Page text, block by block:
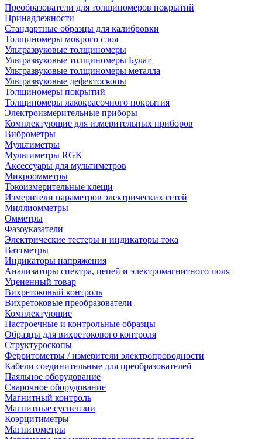
Преобразователи для толщиномеров покрытий
Принадлежности
Стандартные образцы для калибровки
Толщиномеры мокрого слоя
Ультразвуковые толщиномеры
Ультразвуковые толщиномеры Булат
Ультразвуковые толщиномеры металла
Ультразвуковые дефектоскопы
Толщиномеры покрытий
Толщиномеры лакокрасочного покрытия
Электроизмерительные приборы
Комплектующие для измерительных приборов
Виброметры
Мультиметры
Мультиметры RGK
Аксессуары для мультиметров
Микроомметры
Токоизмерительные клещи
Измерители параметров электрических сетей
Миллиомметры
Омметры
Фазоуказатели
Электрические тестеры и индикаторы тока
Ваттметры
Индикаторы напряжения
Анализаторы спектра, цепей и электромагнитного поля
Уцененный товар
Вихретоковый контроль
Вихретоковые преобразователи
Комплектующие
Настроечные и контрольные образцы
Образцы для вихретокового контроля
Структуроскопы
Ферритометры / измерители электропроводности
Кабели соединительные для преобразователей
Паяльное оборудование
Сварочное оборудование
Магнитный контроль
Магнитные суспензии
Коэрцитиметры
Магнитометры